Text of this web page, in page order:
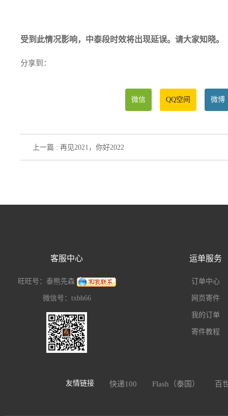
受到此情况影响，中泰段时效将出现延误。请大家知晓。
分享到：
微信 QQ空间 微博
上一篇 : 再见2021，你好2022
客服中心
旺旺号：泰熊先森
微信号：txbh66
运单服务
订单中心
网页寄件
我的订单
寄件教程
友情链接 快递100 Flash（泰国） 百